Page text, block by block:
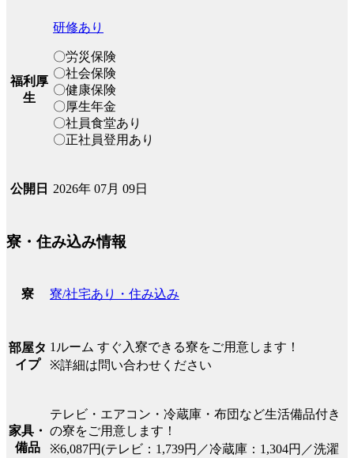
福利厚
生
研修あり
〇労災保険
〇社会保険
〇健康保険
〇厚生年金
〇社員食堂あり
〇正社員登用あり
公開日 2026年 07月 09日
寮・住み込み情報
寮 寮/社宅あり・住み込み
部屋タ
イプ
1ルーム すぐ入寮できる寮をご用意します！
※詳細は問い合わせください
家具・
備品
テレビ・エアコン・冷蔵庫・布団など生活備品付き
の寮をご用意します！
※6,087円(テレビ：1,739円／冷蔵庫：1,304円／洗濯